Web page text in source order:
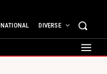
NATIONAL DIVERSE